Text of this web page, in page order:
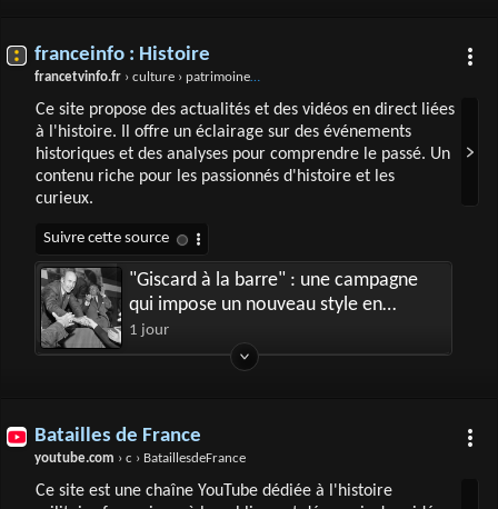
franceinfo : Histoire
francetvinfo.fr › culture › patrimoine › histoire
Ce site propose des actualités et des vidéos en direct liées
à l'histoire. Il offre un éclairage sur des événements
historiques et des analyses pour comprendre le passé. Un
contenu riche pour les passionnés d'histoire et les
curieux.
"Giscard à la barre" : une campagne
qui impose un nouveau style en
politique
1 jour
Batailles de France
youtube.com › c › BataillesdeFrance
Ce site est une chaîne YouTube dédiée à l'histoire